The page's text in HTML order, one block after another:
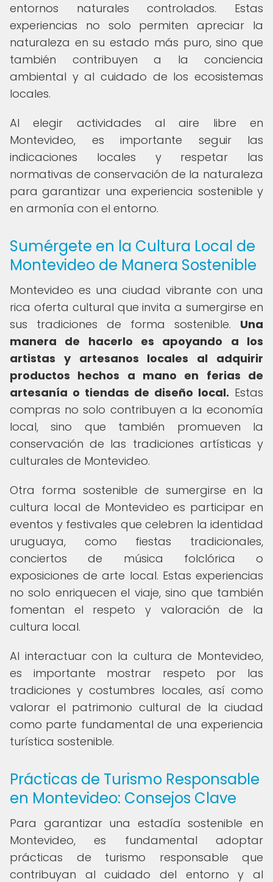
entornos naturales controlados. Estas
experiencias no solo permiten apreciar la
naturaleza en su estado más puro, sino que
también contribuyen a la conciencia
ambiental y al cuidado de los ecosistemas
locales.
Al elegir actividades al aire libre en
Montevideo, es importante seguir las
indicaciones locales y respetar las
normativas de conservación de la naturaleza
para garantizar una experiencia sostenible y
en armonía con el entorno.
Sumérgete en la Cultura Local de
Montevideo de Manera Sostenible
Montevideo es una ciudad vibrante con una
rica oferta cultural que invita a sumergirse en
sus tradiciones de forma sostenible. Una
manera de hacerlo es apoyando a los
artistas y artesanos locales al adquirir
productos hechos a mano en ferias de
artesanía o tiendas de diseño local. Estas
compras no solo contribuyen a la economía
local, sino que también promueven la
conservación de las tradiciones artísticas y
culturales de Montevideo.
Otra forma sostenible de sumergirse en la
cultura local de Montevideo es participar en
eventos y festivales que celebren la identidad
uruguaya, como fiestas tradicionales,
conciertos de música folclórica o
exposiciones de arte local. Estas experiencias
no solo enriquecen el viaje, sino que también
fomentan el respeto y valoración de la
cultura local.
Al interactuar con la cultura de Montevideo,
es importante mostrar respeto por las
tradiciones y costumbres locales, así como
valorar el patrimonio cultural de la ciudad
como parte fundamental de una experiencia
turística sostenible.
Prácticas de Turismo Responsable
en Montevideo: Consejos Clave
Para garantizar una estadía sostenible en
Montevideo, es fundamental adoptar
prácticas de turismo responsable que
contribuyan al cuidado del entorno y al